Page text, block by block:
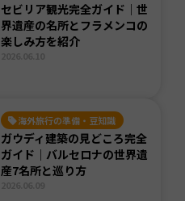
セビリア観光完全ガイド｜世
界遺産の名所とフラメンコの
楽しみ方を紹介
海外旅行の準備・豆知識
ガウディ建築の見どころ完全
ガイド｜バルセロナの世界遺
産7名所と巡り方